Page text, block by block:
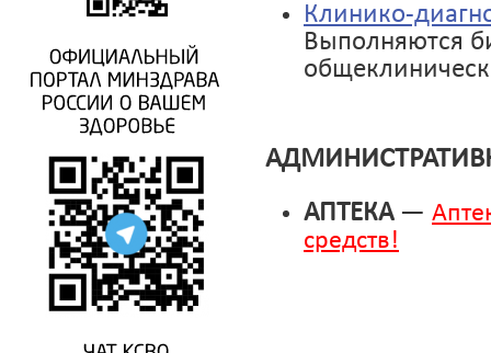
Клинико-
Выполняются
АПТЕКА—
средств!